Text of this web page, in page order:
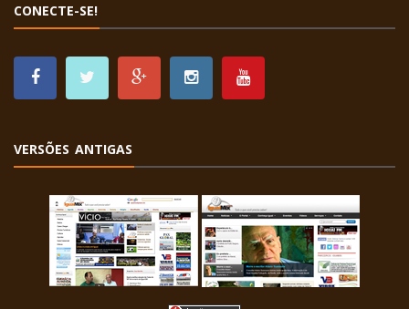
CONECTE-SE!
VERSÕES ANTIGAS